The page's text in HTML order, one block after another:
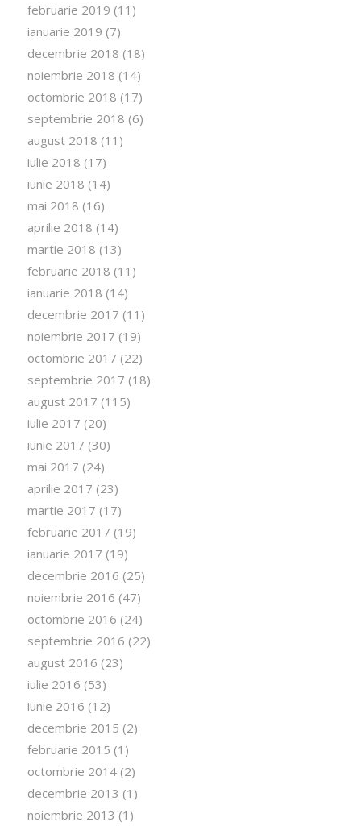
februarie 2019 (11)
ianuarie 2019 (7)
decembrie 2018 (18)
noiembrie 2018 (14)
octombrie 2018 (17)
septembrie 2018 (6)
august 2018 (11)
iulie 2018 (17)
iunie 2018 (14)
mai 2018 (16)
aprilie 2018 (14)
martie 2018 (13)
februarie 2018 (11)
ianuarie 2018 (14)
decembrie 2017 (11)
noiembrie 2017 (19)
octombrie 2017 (22)
septembrie 2017 (18)
august 2017 (115)
iulie 2017 (20)
iunie 2017 (30)
mai 2017 (24)
aprilie 2017 (23)
martie 2017 (17)
februarie 2017 (19)
ianuarie 2017 (19)
decembrie 2016 (25)
noiembrie 2016 (47)
octombrie 2016 (24)
septembrie 2016 (22)
august 2016 (23)
iulie 2016 (53)
iunie 2016 (12)
decembrie 2015 (2)
februarie 2015 (1)
octombrie 2014(2)
decembrie 2013 (1)
noiembrie 2013 (1)